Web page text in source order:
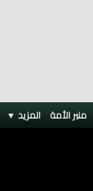
منبر الأمة المزيد ▼